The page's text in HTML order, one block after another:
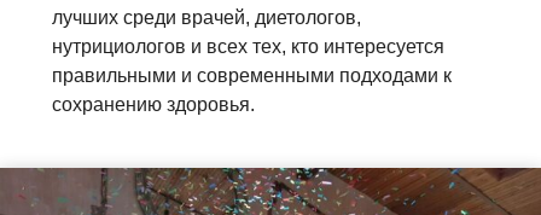
RU EN
лучших среди врачей, диетологов,
нутрициологов и всех тех, кто интересуется
правильными и современными подходами к
сохранению здоровья.